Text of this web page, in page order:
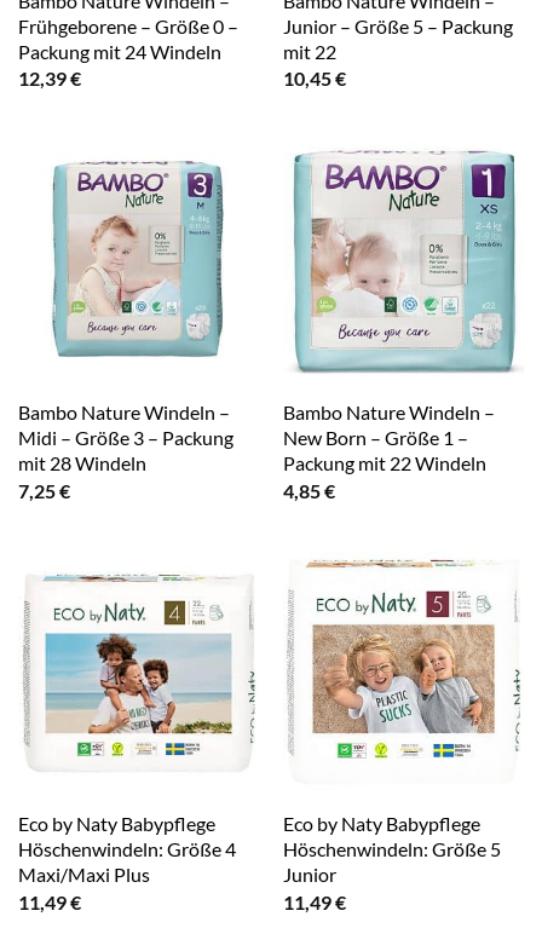
Frühgeborene – Größe 0 –
Packung mit 24 Windeln
12,39€
Junior – Größe 5 – Packung
mit 22
10,45€
Bambo Nature Windeln –
Midi – Größe 3 – Packung
mit 28 Windeln
7,25€
Bambo Nature Windeln –
New Born – Größe 1 –
Packung mit 22 Windeln
4,85€
Eco by Naty Babypflege
Höschenwindeln: Größe 4
Maxi/Maxi Plus
11,49€
Eco by Naty Babypflege
Höschenwindeln: Größe 5
Junior
11,49€